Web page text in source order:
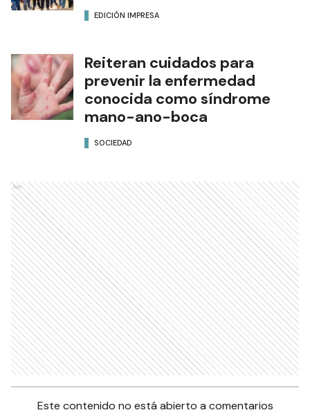
EDICIÓN IMPRESA
Reiteran cuidados para
prevenir la enfermedad
conocida como síndrome
mano-ano-boca
SOCIEDAD
Ads
Este contenido no está abierto a comentarios